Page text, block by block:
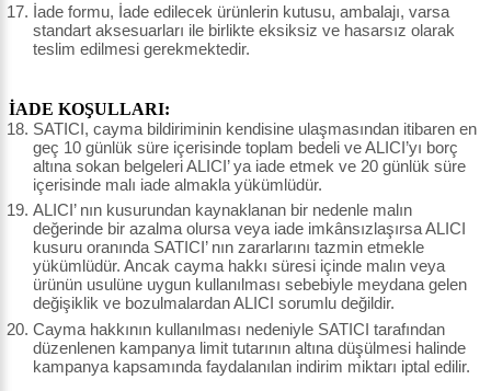
İade formu, İade edilecek ürünlerin kutusu, ambalajı, varsa
standart aksesuarları ile birlikte eksiksiz ve hasarsız olarak
teslim edilmesi gerekmektedir.
İADE KOŞULLARI:
SATICI, cayma bildiriminin kendisine ulaşmasından itibaren en
geç 10 günlük süre içerisinde toplam bedeli ve ALICI’yı borç
altına sokan belgeleri ALICI’ ya iade etmek ve 20 günlük süre
içerisinde malı iade almakla yükümlüdür.
ALICI’ nın kusurundan kaynaklanan bir nedenle malın
değerinde bir azalma olursa veya iade imkânsızlaşırsa ALICI
kusuru oranında SATICI’ nın zararlarını tazmin etmekle
yükümlüdür. Ancak cayma hakkı süresi içinde malın veya
ürünün usulüne uygun kullanılması sebebiyle meydana gelen
değişiklik ve bozulmalardan ALICI sorumlu değildir.
Cayma hakkının kullanılması nedeniyle SATICI tarafından
düzenlenen kampanya limit tutarının altına düşülmesi halinde
kampanya kapsamında faydalanılan indirim miktarı iptal edilir.